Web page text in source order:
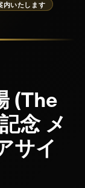
内いたします
(The
念 メ
サイ